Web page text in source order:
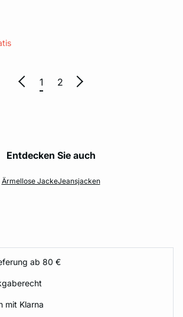
1 2
Entdecken Sie auch
Ärmellose JackeJeansjacken
ab 80 €
mit Klarna